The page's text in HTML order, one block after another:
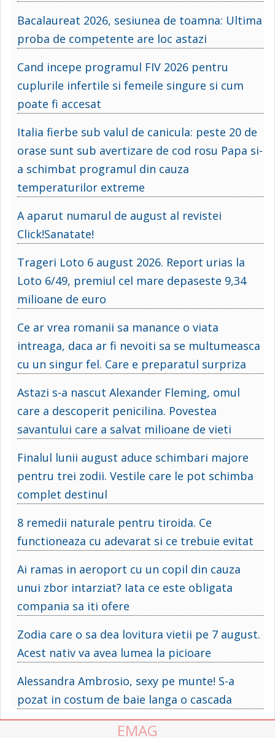
Bacalaureat 2026, sesiunea de toamna: Ultima
proba de competente are loc astazi
Cand incepe programul FIV 2026 pentru
cuplurile infertile si femeile singure si cum
poate fi accesat
Italia fierbe sub valul de canicula: peste 20 de
orase sunt sub avertizare de cod rosu Papa si-
a schimbat programul din cauza
temperaturilor extreme
A aparut numarul de august al revistei
Click!Sanatate!
Trageri Loto 6 august 2026. Report urias la
Loto 6/49, premiul cel mare depaseste 9,34
milioane de euro
Ce ar vrea romanii sa manance o viata
intreaga, daca ar fi nevoiti sa se multumeasca
cu un singur fel. Care e preparatul surpriza
Astazi s-a nascut Alexander Fleming, omul
care a descoperit penicilina. Povestea
savantului care a salvat milioane de vieti
Finalul lunii august aduce schimbari majore
pentru trei zodii. Vestile care le pot schimba
complet destinul
8 remedii naturale pentru tiroida. Ce
functioneaza cu adevarat si ce trebuie evitat
Ai ramas in aeroport cu un copil din cauza
unui zbor intarziat? Iata ce este obligata
compania sa iti ofere
Zodia care o sa dea lovitura vietii pe 7 august.
Acest nativ va avea lumea la picioare
Alessandra Ambrosio, sexy pe munte! S-a
pozat in costum de baie langa o cascada
EMAG